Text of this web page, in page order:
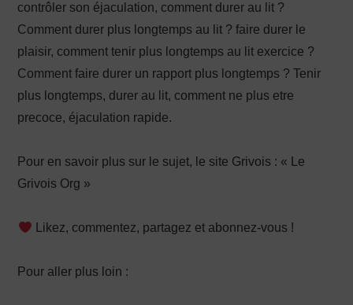
contrôler son éjaculation, comment durer au lit ?
Comment durer plus longtemps au lit ? faire durer le
plaisir, comment tenir plus longtemps au lit exercice ?
Comment faire durer un rapport plus longtemps ? Tenir
plus longtemps, durer au lit, comment ne plus etre
precoce, éjaculation rapide.
Pour en savoir plus sur le sujet, le site Grivois : « Le
Grivois Org »
Likez, commentez, partagez et abonnez-vous !
Pour aller plus loin :